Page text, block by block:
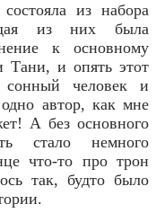
из набора
из них была
к основному
Тани, и опять этот
сонный человек и
автор, как мне
А без основного
стало немного
что-то про трон
так, будто было